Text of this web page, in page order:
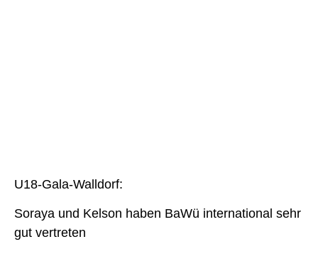
U18-Gala-Walldorf:
Soraya und Kelson haben BaWü international sehr
gut vertreten